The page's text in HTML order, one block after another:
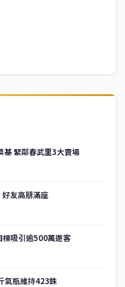
緊鄰春武里3大賣場
友高朋滿座
標吸引逾500萬遊客
氣瓶維持423銖